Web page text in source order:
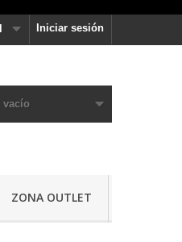
Iniciar sesión
vacío
ZONA OUTLET